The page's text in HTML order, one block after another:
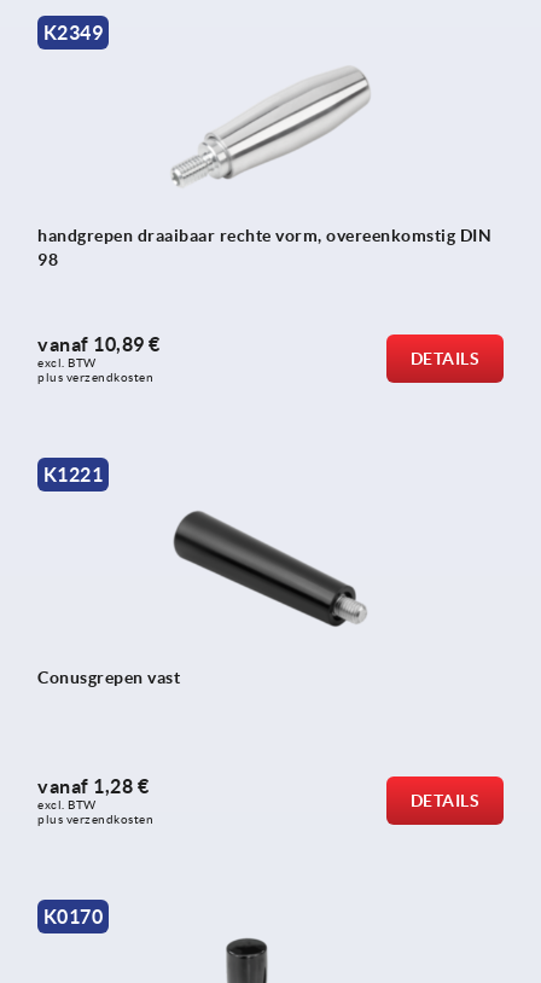
K2349
handgrepen draaibaar rechte vorm, overeenkomstig DIN
98
vanaf 10,89 €
excl. BTW
plus verzendkosten
DETAILS
K1221
Conusgrepen vast
vanaf 1,28 €
excl. BTW
plus verzendkosten
DETAILS
K0170